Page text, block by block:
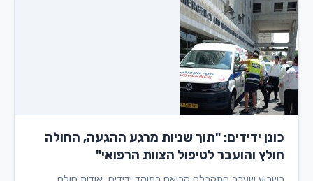
כונן ידידים: "תוך שניות מרגע ההגעה, החולה
חולץ והועבר לטיפול הצוות הרפואי"